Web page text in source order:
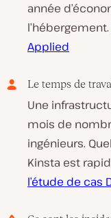
année
l’hébergement.
Applied
Le temps de
Une
mois de
ingénieurs.
Kinsta est
l’étude de cas